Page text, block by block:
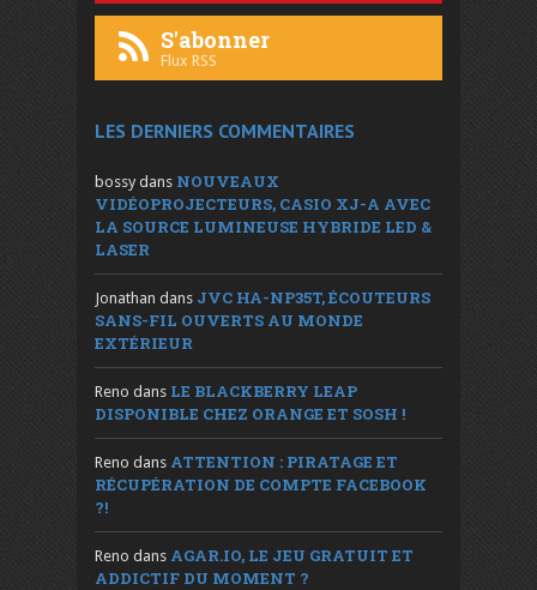
S'abonner
Flux RSS
LES DERNIERS COMMENTAIRES
bossy dans NOUVEAUX
VIDÉOPROJECTEURS, CASIO XJ-A AVEC
LA SOURCE LUMINEUSE HYBRIDE LED &
LASER
Jonathan dans JVC HA-NP35T, ÉCOUTEURS
SANS-FIL OUVERTS AU MONDE
EXTÉRIEUR
Reno dans LE BLACKBERRY LEAP
DISPONIBLE CHEZ ORANGE ET SOSH !
Reno dans ATTENTION : PIRATAGE ET
RÉCUPÉRATION DE COMPTE FACEBOOK
?!
Reno dans AGAR.IO, LE JEU GRATUIT ET
ADDICTIF DU MOMENT ?